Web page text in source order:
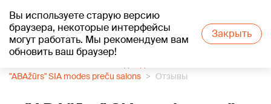
Вы используете старую версию
браузера, некоторые интерфейсы
могут работать. Мы рекомендуем вам
обновить ваш браузер!
Закрыть
+16°C
"ABAžūrs" SIA modes preču salons
Отзывы